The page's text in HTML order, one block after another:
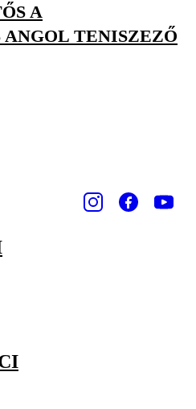
A
TENISZEZŐ